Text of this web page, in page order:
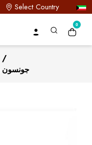
Select Country
0
/
جونسون